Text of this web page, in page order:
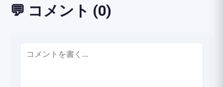
💬 コメント (0)